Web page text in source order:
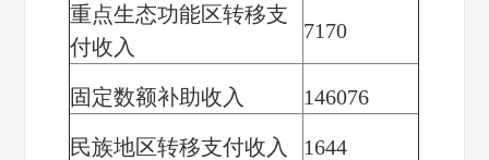
重点生态功能区转移支
付收入
7170
固定数额补助收入 146076
民族地区转移支付收入 1644